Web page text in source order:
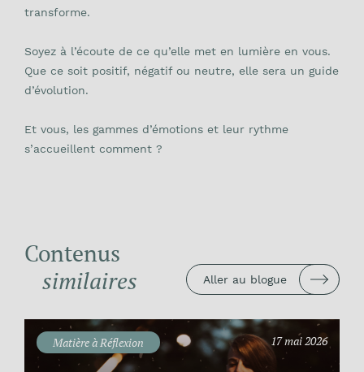
transforme.
Soyez à l’écoute de ce qu’elle met en lumière en vous.
Que ce soit positif, négatif ou neutre, elle sera un guide
d’évolution.
Et vous, les gammes d’émotions et leur rythme
s’accueillent comment ?
Contenus
similaires
Aller au blogue
Matière à Réflexion 17 mai 2026